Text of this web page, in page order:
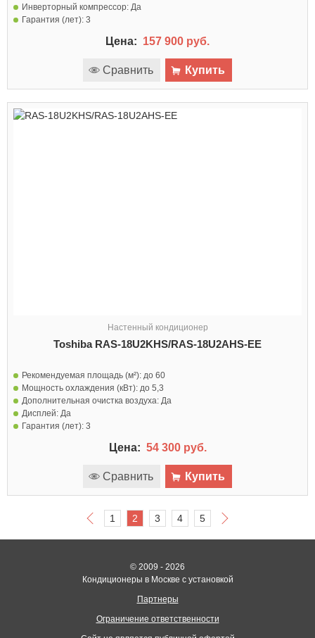
Инверторный компрессор: Да
Гарантия (лет): 3
Цена: 157 900 руб.
Сравнить Купить
Настенный кондиционер
Toshiba RAS-18U2KHS/RAS-18U2AHS-EE
Рекомендуемая площадь (м²): до 60
Мощность охлаждения (кВт): до 5,3
Дополнительная очистка воздуха: Да
Дисплей: Да
Гарантия (лет): 3
Цена: 54 300 руб.
Сравнить Купить
1 2 3 4 5
© 2009 - 2026
Кондиционеры в Москве с установкой
Партнеры
Ограничение ответственности